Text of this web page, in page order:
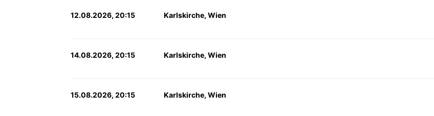
12.08.2026, 20:15 Karlskirche, Wien
14.08.2026, 20:15 Karlskirche, Wien
15.08.2026, 20:15 Karlskirche, Wien